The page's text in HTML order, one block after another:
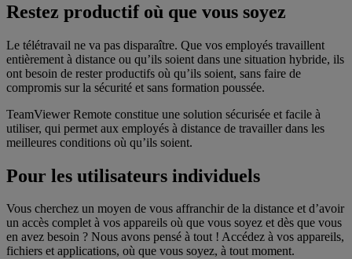
Restez productif où que vous soyez
Le télétravail ne va pas disparaître. Que vos employés travaillent
entièrement à distance ou qu’ils soient dans une situation hybride, ils
ont besoin de rester productifs où qu’ils soient, sans faire de
compromis sur la sécurité et sans formation poussée.
TeamViewer Remote constitue une solution sécurisée et facile à
utiliser, qui permet aux employés à distance de travailler dans les
meilleures conditions où qu’ils soient.
Pour les utilisateurs individuels
Vous cherchez un moyen de vous affranchir de la distance et d’avoir
un accès complet à vos appareils où que vous soyez et dès que vous
en avez besoin ? Nous avons pensé à tout ! Accédez à vos appareils,
fichiers et applications, où que vous soyez, à tout moment.